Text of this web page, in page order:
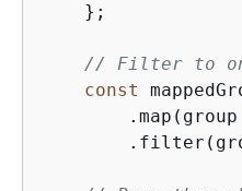
    };
// Filter to
const
        .map(
group
        .filter(